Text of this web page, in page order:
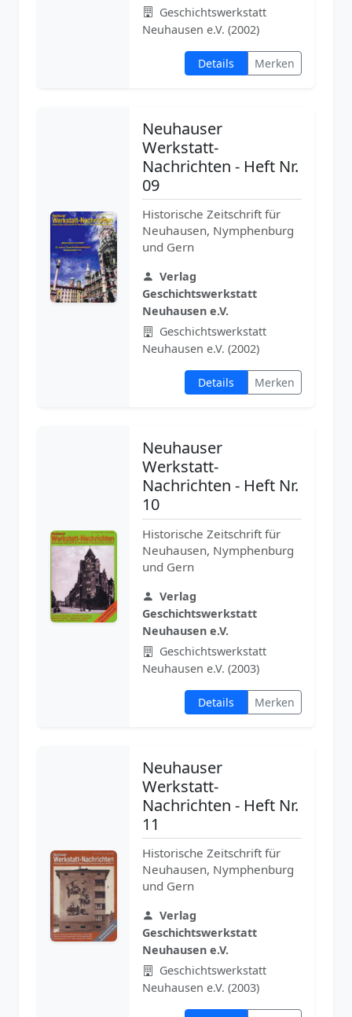
Geschichtswerkstatt
Neuhausen e.V. (2002)
Details Merken
Neuhauser
Werkstatt-
Nachrichten - Heft Nr.
09
Historische Zeitschrift für
Neuhausen, Nymphenburg
und Gern
Verlag
Geschichtswerkstatt
Neuhausen e.V.
Geschichtswerkstatt
Neuhausen e.V. (2002)
Details Merken
Neuhauser
Werkstatt-
Nachrichten - Heft Nr.
10
Historische Zeitschrift für
Neuhausen, Nymphenburg
und Gern
Verlag
Geschichtswerkstatt
Neuhausen e.V.
Geschichtswerkstatt
Neuhausen e.V. (2003)
Details Merken
Neuhauser
Werkstatt-
Nachrichten - Heft Nr.
11
Historische Zeitschrift für
Neuhausen, Nymphenburg
und Gern
Verlag
Geschichtswerkstatt
Neuhausen e.V.
Geschichtswerkstatt
Neuhausen e.V. (2003)